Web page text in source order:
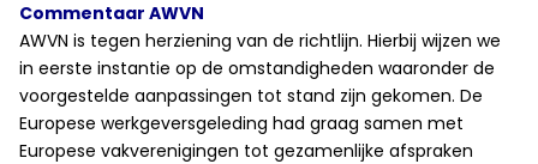
Commentaar AWVN
AWVN is tegen herziening van de richtlijn. Hierbij wijzen we
in eerste instantie op de omstandigheden waaronder de
voorgestelde aanpassingen tot stand zijn gekomen. De
Europese werkgeversgeleding had graag samen met
Europese vakverenigingen tot gezamenlijke afspraken